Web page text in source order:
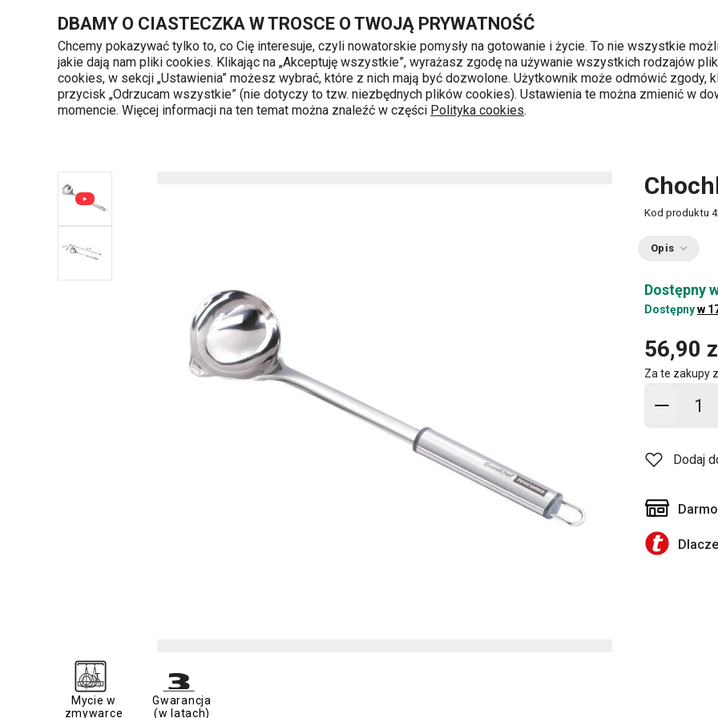
DBAMY O CIASTECZKA W TROSCE O TWOJĄ PRYWATNOŚĆ
Chcemy pokazywać tylko to, co Cię interesuje, czyli nowatorskie pomysły na gotowanie i życie. To nie wszystkie
jakie dają nam pliki cookies. Klikając na „Akceptuję wszystkie”, wyrażasz zgodę na używanie wszystkich rodzajów
cookies, w sekcji „Ustawienia” możesz wybrać, które z nich mają być dozwolone. Użytkownik może odmówić zgody,
przycisk „Odrzucam wszystkie” (nie dotyczy to tzw. niezbędnych plików cookies). Ustawienia te można zmienić w
momencie. Więcej informacji na ten temat można znaleźć w części Polityka cookies.
Przejdź do głównej zawartości
Przejdź do wyszukiwania
Przejdź do nawigacji
Kategorie produktów 720 809 700
Poniedziałek - piątek od 8 do 16
Kod produktu
Opis
Dostępny
Dostępnyw
56,90
Za te zakupy
Dodaj
Mycie w
zmywarce
Gwarancja
(w latach)